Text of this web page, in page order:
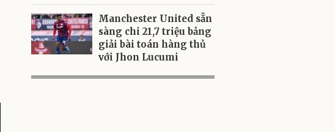
Manchester United sẵn
sàng chi 21,7 triệu bảng
giải bài toán hàng thủ
với Jhon Lucumi